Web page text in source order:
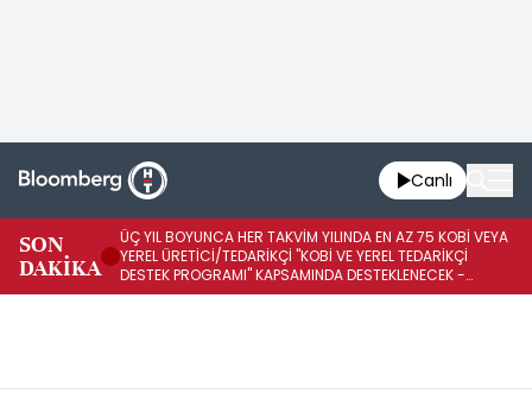
Canlı
SON
DAKİKA
ÜÇ YIL BOYUNCA HER TAKVİM YILINDA EN AZ 75 KOBİ VEYA
YEREL ÜRETİCİ/TEDARİKÇİ "KOBİ VE YEREL TEDARİKÇİ
DESTEK PROGRAMI" KAPSAMINDA DESTEKLENECEK -
REKABET KURUMU